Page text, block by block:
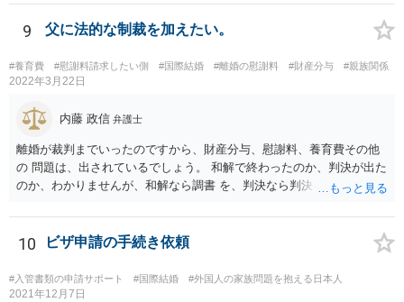
由は，「やむを得ない事情」には該当しませんので，氏の変更を認め
てもらうことは難しいと思います。
9 父に法的な制裁を加えたい。
#養育費 #慰謝料請求したい側 #国際結婚 #離婚の慰謝料 #財産分与 #親族関係
2022年3月22日
内藤 政信 弁護士
離婚が裁判までいったのですから、財産分与、慰謝料、養育費その他
の 問題は、出されているでしょう。 和解で終わったのか、判決が出た
のか、わかりませんが、和解なら調書 を、判決なら判決を見せてもら
詳しく、双方の主張を 知ることができるでしょう。 疑問のいくつか
は、理解にいたるでしょう。 虐待でもないと、あなたの方から、父親
10 ビザ申請の手続き依頼
#入管書類の申請サポート #国際結婚 #外国人の家族問題を抱える日本人
2021年12月7日